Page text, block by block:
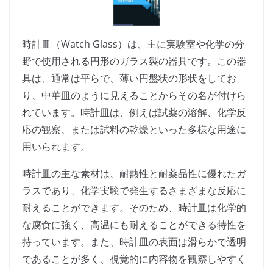
時計皿（Watch Glass）は、主に実験室や化学の分
野で使用される円形のガラス製の器具です。この器
具は、通常は平らで、薄い円盤状の形状をしてお
り、中華皿のように見えることからその名が付けら
れています。時計皿は、例えば試薬の溶解、化学反
応の観察、または試料の乾燥といった多様な用途に
用いられます。
時計皿の主な素材は、耐熱性と耐薬品性に優れたガ
ラスであり、化学実験で発生するさまざまな反応に
耐えることができます。そのため、時計皿は化学的
な腐食に強く、高温にも耐えることができる特性を
持っています。また、時計皿の表面は滑らかで透明
であることが多く、視覚的に内容物を観察しやすく